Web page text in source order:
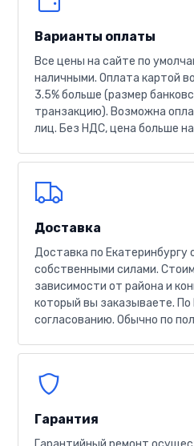
Варианты оплаты
Все цены на сайте по
наличными. Оплата картой
3.5% больше (размер
транзакцию). Возможна
лиц. Без НДС, цена больше на
Доставка
Доставка по Екатеринбургу
собственными силами.
зависимости от района и
который вы заказываете.
согласованию. Обычно по
Гарантия